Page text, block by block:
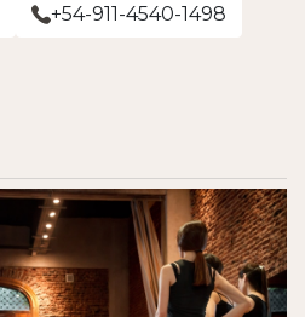
+54-911-4540-1498